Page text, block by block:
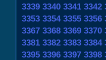
3339 3340 3341 3342
3353 3354 3355 3356
3367 3368 3369 3370
3381 3382 3383 3384
3395 3396 3397 3398